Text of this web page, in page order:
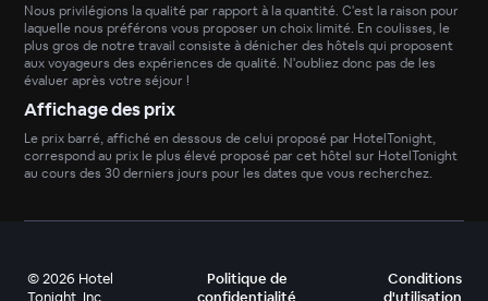
Nous privilégions la qualité par rapport à la quantité. C'est la raison pour
laquelle nous préférons vous proposer un choix limité. En coulisses, le
plus gros de notre travail consiste à dénicher des hôtels qui proposent
aux voyageurs des expériences de qualité. N'oubliez donc pas de les
évaluer après votre séjour !
Affichage des prix
Le prix barré, affiché en dessous de celui proposé par HotelTonight,
correspond au prix le plus élevé proposé par cet hôtel sur HotelTonight
au cours des 30 derniers jours pour les dates que vous recherchez.
©2026 Hotel
Tonight, Inc
Politique de
confidentialité
Conditions
d'utilisation